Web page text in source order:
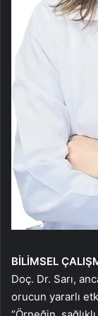
BİLİMSEL
Doç. Dr. Sarı,
orucun yararlı